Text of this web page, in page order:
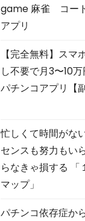
game 麻雀 コー
アプリ
【完全無料】スマ
し不要で月3〜10
パチンコアプリ【
忙しくて時間がな
センスも努力もい
らなきゃ損する 「
マップ」
パチンコ依存症か